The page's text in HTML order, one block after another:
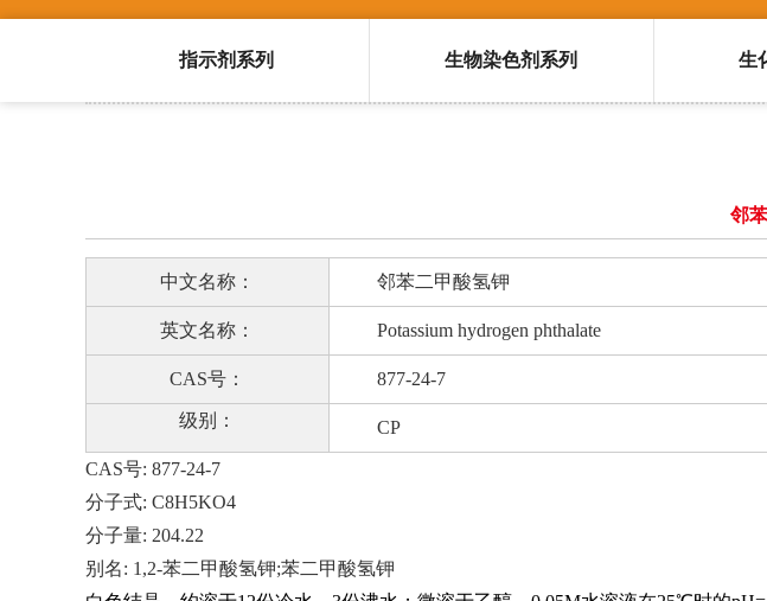
指示剂系列 生物染色剂系列 生
邻
中文名称： 邻苯二甲酸氢钾
英文名称： Potassium hydrogen phthalate
CAS号： 877-24-7
级别： CP
CAS号: 877-24-7
分子式: C8H5KO4
分子量: 204.22
别名: 1,2-苯二甲酸氢钾;苯二甲酸氢钾